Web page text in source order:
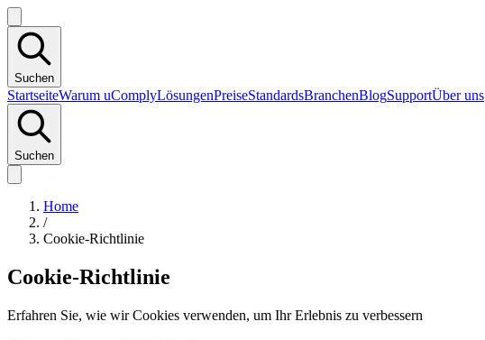
Suchen
StartseiteWarum uComplyLösungenPreiseStandardsBranchenBlogSupportÜber uns
Suchen
Home
/
Cookie-Richtlinie
Cookie-Richtlinie
Erfahren Sie, wie wir Cookies verwenden, um Ihr Erlebnis zu verbessern